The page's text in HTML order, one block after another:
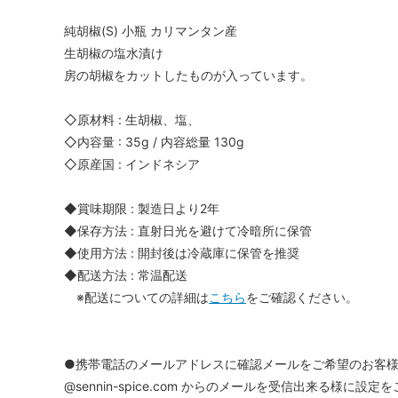
純胡椒(S) 小瓶 カリマンタン産
生胡椒の塩水漬け
房の胡椒をカットしたものが入っています。
◇原材料 : 生胡椒、塩、
◇内容量 : 35g / 内容総量 130g
◇原産国 : インドネシア
◆賞味期限 : 製造日より2年
◆保存方法 : 直射日光を避けて冷暗所に保管
◆使用方法 : 開封後は冷蔵庫に保管を推奨
◆配送方法 : 常温配送
※配送についての詳細はこちらをご確認ください。
●携帯電話のメールアドレスに確認メールをご希望のお客
@sennin-spice.com からのメールを受信出来る様に設定を